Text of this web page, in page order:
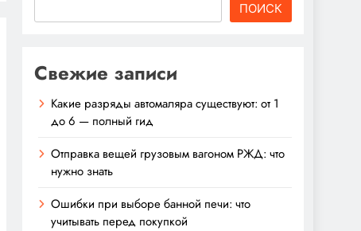
ПОИСК
Свежие записи
Какие разряды автомаляра существуют: от 1
до 6 — полный гид
Отправка вещей грузовым вагоном РЖД: что
нужно знать
Ошибки при выборе банной печи: что
учитывать перед покупкой